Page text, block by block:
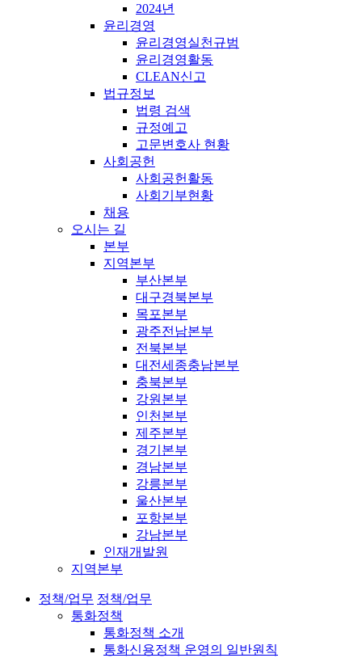
2024년
윤리경영
윤리경영실천규범
윤리경영활동
CLEAN신고
법규정보
법령 검색
규정예고
고문변호사 현황
사회공헌
사회공헌활동
사회기부현황
채용
오시는 길
본부
지역본부
부산본부
대구경북본부
목포본부
광주전남본부
전북본부
대전세종충남본부
충북본부
강원본부
인천본부
제주본부
경기본부
경남본부
강릉본부
울산본부
포항본부
강남본부
인재개발원
지역본부
정책/업무 정책/업무
통화정책
통화정책 소개
통화신용정책 운영의 일반원칙